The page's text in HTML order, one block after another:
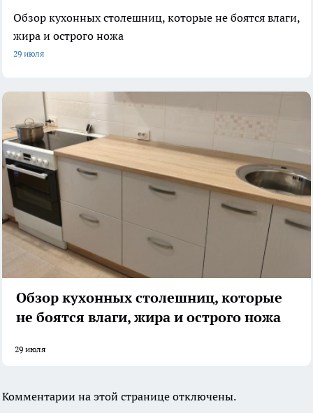
Обзор кухонных столешниц, которые не боятся влаги,
жира и острого ножа
29 июля
Обзор кухонных столешниц, которые
не боятся влаги, жира и острого ножа
29 июля
Комментарии на этой странице отключены.